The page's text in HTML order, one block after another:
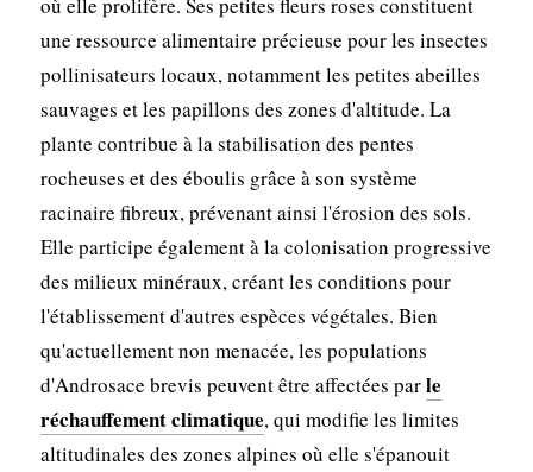
une ressource alimentaire précieuse pour les insectes
pollinisateurs locaux, notamment les petites abeilles
sauvages et les papillons des zones d'altitude. La
plante contribue à la stabilisation des pentes
rocheuses et des éboulis grâce à son système
racinaire fibreux, prévenant ainsi l'érosion des sols.
Elle participe également à la colonisation progressive
des milieux minéraux, créant les conditions pour
l'établissement d'autres espèces végétales. Bien
qu'actuellement non menacée, les populations
d'Androsace brevis peuvent être affectées parle
réchauffement climatique, qui modifie les limites
altitudinales des zones alpines où elle s'épanouit